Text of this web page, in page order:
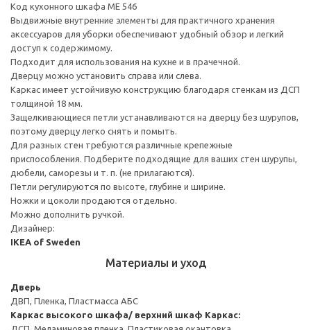
Код кухонного шкафа ME 546
Выдвижные внутренние элементы для практичного хранения
аксессуаров для уборки обеспечивают удобный обзор и легкий
доступ к содержимому.
Подходит для использования на кухне и в прачечной.
Дверцу можно установить справа или слева.
Каркас имеет устойчивую конструкцию благодаря стенкам из ДСП
толщиной 18 мм.
Защелкивающиеся петли устанавливаются на дверцу без шурупов,
поэтому дверцу легко снять и помыть.
Для разных стен требуются различные крепежные
приспособления. Подберите подходящие для ваших стен шурупы,
дюбели, саморезы и т. п. (не прилагаются).
Петли регулируются по высоте, глубине и ширине.
Ножки и цоколи продаются отдельно.
Можно дополнить ручкой.
Дизайнер:
IKEA of Sweden
Материалы и уход
Дверь
ДВП, Пленка, Пластмасса АБС
Каркас высокого шкафа/ верхний шкаф Каркас: